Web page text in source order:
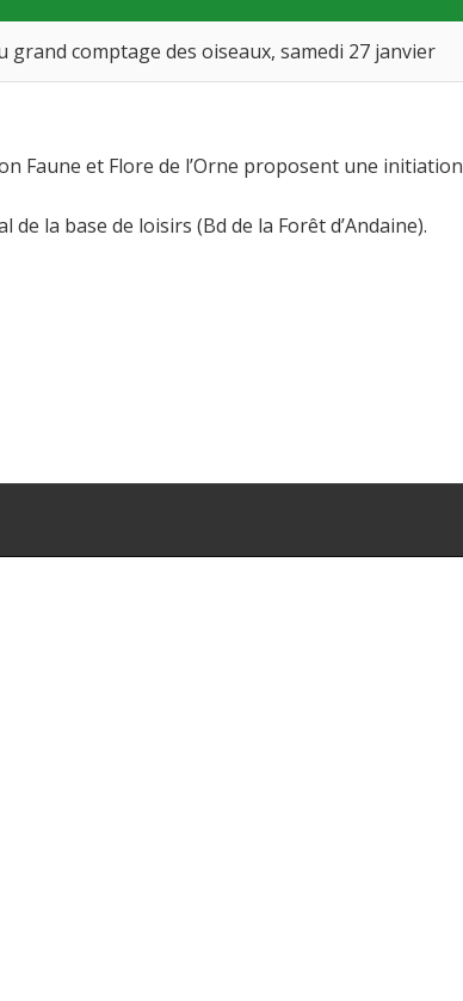
grand comptage des oiseaux, samedi 27 janvier
Faune et Flore de l’Orne proposent une initiation
la base de loisirs (Bd de la Forêt d’Andaine).